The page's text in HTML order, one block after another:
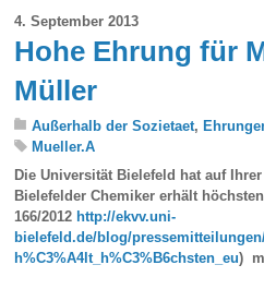
4. September 2013
Hohe Ehrung für
Müller
Außerhalb der Sozietaet,
Mueller.A
Die Universität Bielefeld hat auf
Bielefelder Chemiker erhält
166/2012 http://ekvv.uni-
bielefeld.de/blog/
h%C3%A4lt_h%C3%B6chsten_eu)